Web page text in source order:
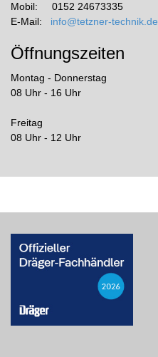
Mobil: 0152 24673335
E-Mail: info@tetzner-technik.de
Öffnungszeiten
Montag - Donnerstag
08 Uhr - 16 Uhr
Freitag
08 Uhr - 12 Uhr